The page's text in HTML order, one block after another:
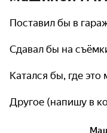
Поставил бы в
Сдавал бы на
Катался бы, где
Другое (напишу в